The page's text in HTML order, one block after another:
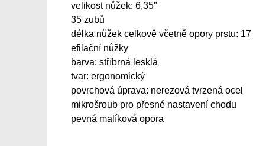
velikost nůžek: 6,35"
35 zubů
délka nůžek celkově včetně opory prstu: 17
efilační nůžky
barva: stříbrná lesklá
tvar: ergonomický
povrchová úprava: nerezová tvrzená ocel
mikrošroub pro přesné nastavení chodu
pevná malíková opora